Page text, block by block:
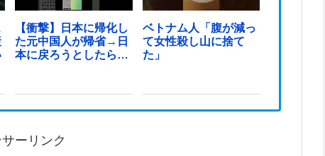
【衝撃】日本に帰化し
た元中国人が帰省→日
本に戻ろうとしたら…
ベトナム人「腹が減っ
て女性殺し山に捨て
た」
ーリンク